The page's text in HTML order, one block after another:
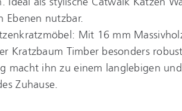
Ebenen nutzbar.
Mit 16 mm
Kratzbaum Timber besonders
macht ihn zu einem langlebigen
Zuhause.